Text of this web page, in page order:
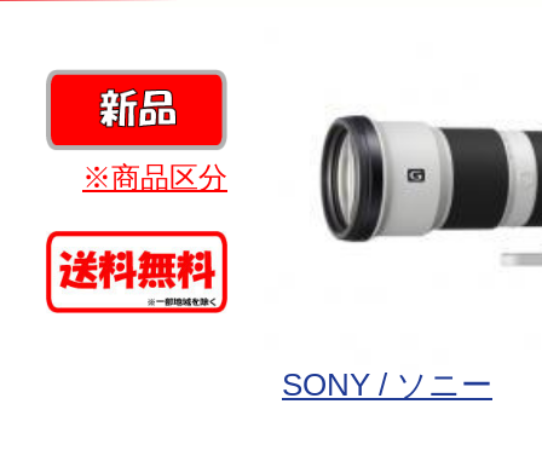
※商品区分
SONY / ソニー